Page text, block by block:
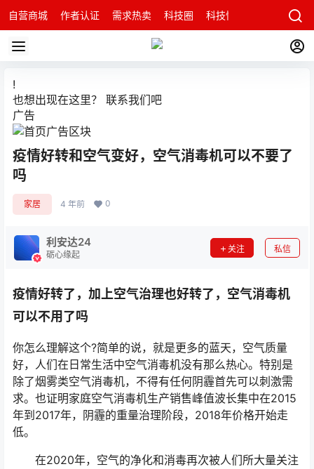
自营商城 作者认证 需求热卖 科技圈 科技快讯 智能科技问
!
也想出现在这里？ 联系我们吧
广告
疫情好转和空气变好，空气消毒机可以不要了
吗
家居 4 年前 0
利安达24
砺心缘起
关注 私信
疫情好转了，加上空气治理也好转了，空气消毒机
可以不用了吗
你怎么理解这个?简单的说，就是更多的蓝天，空气质量
好，人们在日常生活中空气消毒机没有那么热心。特别是
除了烟雾类空气消毒机，不得有任何阴霾首先可以刺激需
求。也证明家庭空气消毒机生产销售峰值波长集中在2015
年到2017年，阴霾的重量治理阶段，2018年价格开始走
低。
在2020年，空气的净化和消毒再次被人们所大量关注